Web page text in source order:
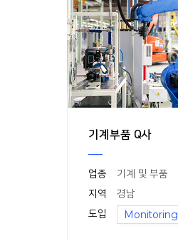
기계부품 Q사
업종
기계 및 부품
지역
경남
도입
Monitoring